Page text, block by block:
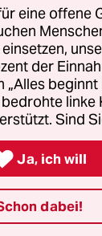
eine offene
der
„Alles beginnt
linke
Sind
Ja, ich will
dabei!